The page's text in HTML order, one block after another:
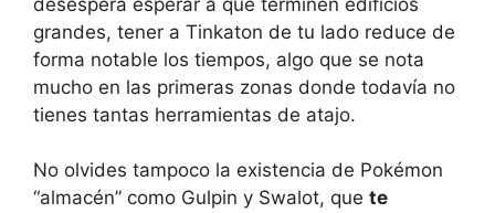
grandes, tener a Tinkaton de tu lado reduce de
forma notable los tiempos, algo que se nota
mucho en las primeras zonas donde todavía no
tienes tantas herramientas de atajo.
No olvides tampoco la existencia de Pokémon
“almacén” como Gulpin y Swalot, que te